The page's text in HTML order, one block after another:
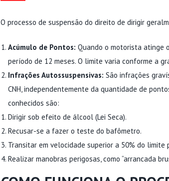
O processo de suspensão do direito de dirigir
Acúmulo de Pontos: Quando o motorista atinge
período de 12 meses. O limite varia conforme a
Infrações Autossuspensivas: São infrações
CNH, independentemente da quantidade de
conhecidos são:
Dirigir sob efeito de álcool (Lei Seca).
Recusar-se a fazer o teste do bafômetro.
Transitar em velocidade superior a 50% do limite
Realizar manobras perigosas, como “arrancada